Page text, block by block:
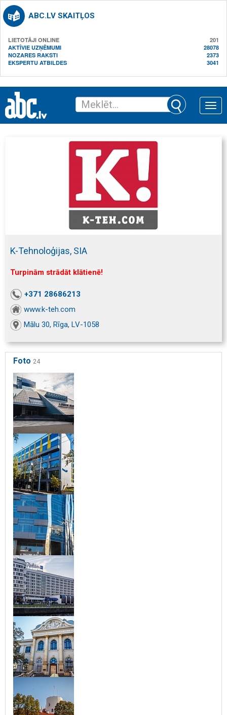
ABC.LV SKAITĻOS
LIETOTĀJI ONLINE
201
AKTĪVIE UZŅĒMUMI
28078
NOZARES RAKSTI
2373
EKSPERTU ATBILDES
3041
Toggle
K-Tehnoloģijas, SIA
Turpinām strādāt klātienē!
+371 28686213
www.k-teh.com
Mālu 30, Rīga, LV-1058
Foto 24